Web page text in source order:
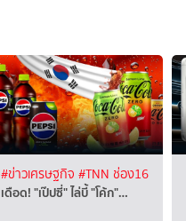
#ข่าวเศรษฐกิจ #TNN ช่อง16
เดือด! "เป๊ปซี่" ไล่บี้ "โค้ก"…